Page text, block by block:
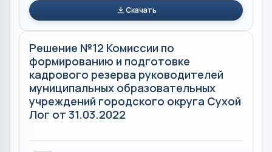
Скачать
Решение №12 Комиссии по
формированию и подготовке
кадрового резерва руководителей
муниципальных образовательных
учреждений городского округа Сухой
Лог от 31.03.2022